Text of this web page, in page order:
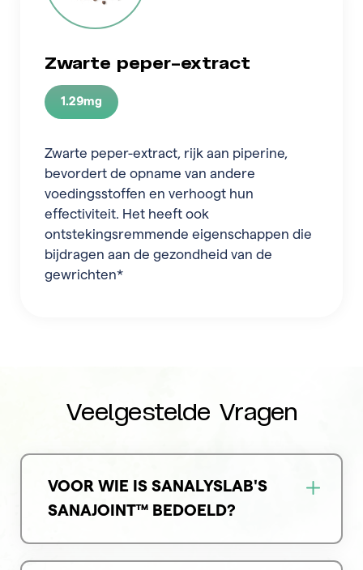
Zwarte peper-extract
1.29mg
Zwarte peper-extract, rijk aan piperine,
bevordert de opname van andere
voedingsstoffen en verhoogt hun
effectiviteit. Het heeft ook
ontstekingsremmende eigenschappen die
bijdragen aan de gezondheid van de
gewrichten*
Veelgestelde Vragen
VOOR WIE IS SANALYSLAB'S
SANAJOINT™ BEDOELD?